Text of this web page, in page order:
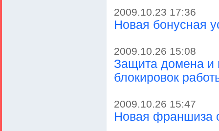
2009.10.23 17:36
Новая бонусная
2009.10.26 15:08
Защита домена и
блокировок
2009.10.26 15:47
Новая франшиза